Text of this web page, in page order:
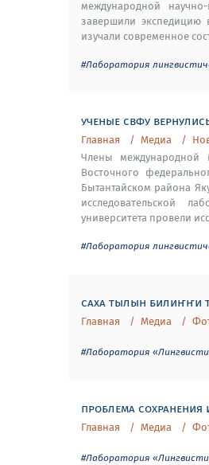
международной
завершили экспедицию
изучали современное
#Лаборатория
ученые свфу
Главная Медиа
Члены международной
Восточного
Бытантайском района
исследовательской
университета провели
#Лаборатория
саха тылын билиҥҥи
Главная Медиа
#Лаборатория
проблема
Главная Медиа
#Лаборатория